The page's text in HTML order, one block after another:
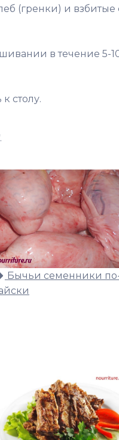
(гренки) и взбитые
в течение 5-
столу.
Бычьи семенники